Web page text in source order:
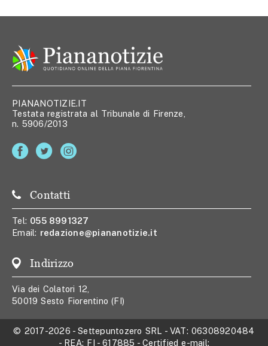
PIANANOTIZIE.IT
Testata registrata al Tribunale di Firenze,
n. 5906/2013
Contatti
Tel: 055 8991327
Email: redazione@piananotizie.it
Indirizzo
Via dei Colatori 12,
50019 Sesto Fiorentino (FI)
© 2017-2026 -Settepuntozero SRL - VAT: 06308920484
- REA: FI - 617885 - Certified e-mail: